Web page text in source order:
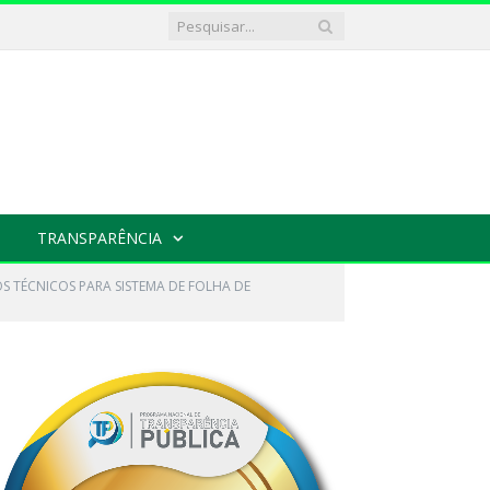
TRANSPARÊNCIA
TÉCNICOS PARA SISTEMA DE FOLHA DE